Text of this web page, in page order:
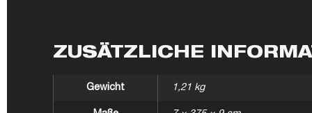
ZUSÄTZLICHE
Gewicht 1,21 kg